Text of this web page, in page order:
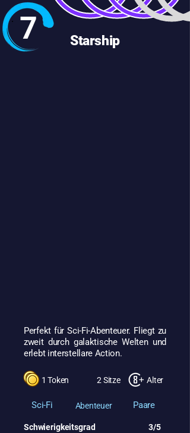
7 Starship
Perfekt für Sci-Fi-Abenteuer. Fliegt zu
zweit durch galaktische Welten und
erlebt interstellare Action.
1 Token 2 Sitze Alter
Sci-Fi Abenteuer
Schwierigkeitsgrad
Paare
3/5